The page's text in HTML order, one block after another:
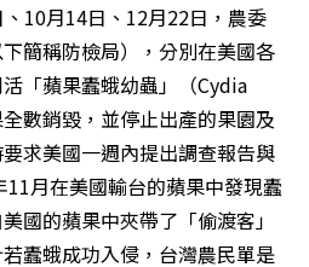
10月14日、12月22日，農委
簡稱防檢局），分別在美國各
「蘋果蠹蛾幼蟲」（Cydia
數銷毀，並停止出產的果園及
求美國一週內提出調查報告與
月在美國輸台的蘋果中發現蠹
國的蘋果中夾帶了「偷渡客」
蠹蛾成功入侵，台灣農民單是